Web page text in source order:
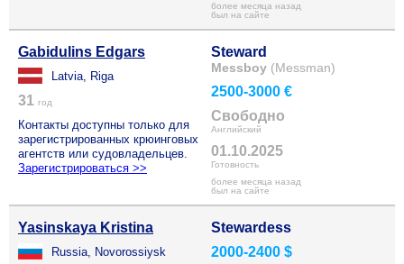
более месяца назад
был на сайте
Gabidulins Edgars
Latvia, Riga
31 год
Контакты доступны только для
зарегистрированных крюинговых
агентств или судовладельцев.
Зарегистрироваться >>
Steward
Messboy (Messman)
2500-3000 €
Свободно
Английский
01.10.2025
Готовность
более месяца назад
был на сайте
Yasinskaya Kristina
Russia, Novorossiysk
Stewardess
2000-2400 $